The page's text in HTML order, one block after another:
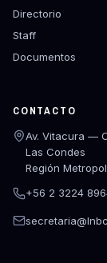
Directorio
Staff
Documentos
CONTACTO
Av. Vitacura —
Las Condes
Región
+56 2 3224